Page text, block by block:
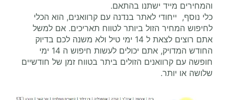
והמחירים מייד ישתנו בהתאם.
כלי נוסף, ייחודי לאתר בנדנה עם קרוואנים, הוא הכלי
לחיפוש המחיר הזול ביותר לטווח תאריכים. אם למשל
אתם רוצים לצאת ל 14 ימי טיל ולא משנה לכם בדיוק
החודש המדויק, אתם יכולים לעשות חיפוש ה 14 ימי
חופשה עם קרוואנים הזולים ביתר בטווח זמן של חודשיים
שלושה או יותר.